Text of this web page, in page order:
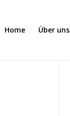
Home Über uns